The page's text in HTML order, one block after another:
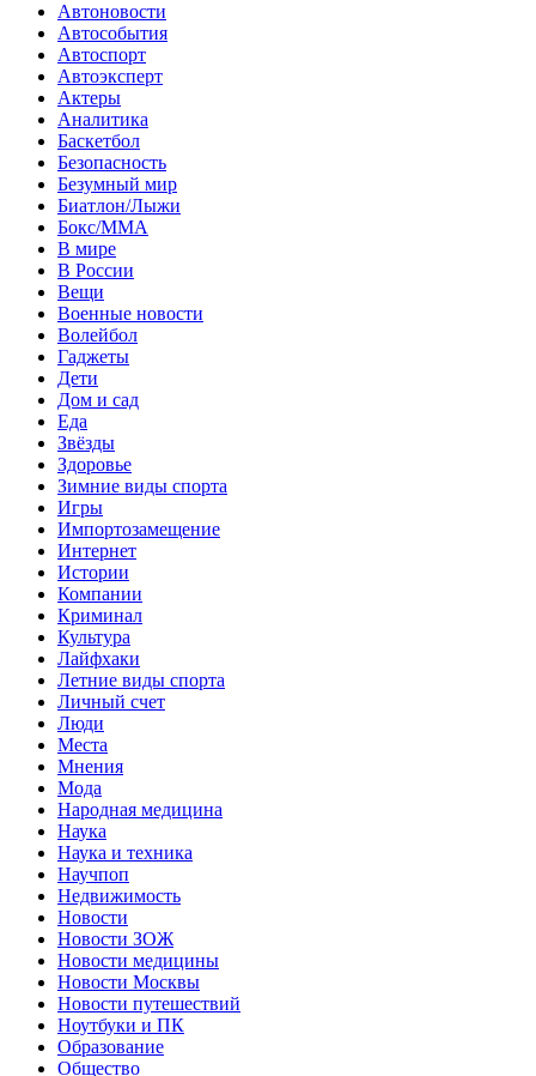
Автоновости
Автособытия
Автоспорт
Автоэксперт
Актеры
Аналитика
Баскетбол
Безопасность
Безумный мир
Биатлон/Лыжи
Бокс/MMA
В мире
В России
Вещи
Военные новости
Волейбол
Гаджеты
Дети
Дом и сад
Еда
Звёзды
Здоровье
Зимние виды спорта
Игры
Импортозамещение
Интернет
Истории
Компании
Криминал
Культура
Лайфхаки
Летние виды спорта
Личный счет
Люди
Места
Мнения
Мода
Народная медицина
Наука
Наука и техника
Научпоп
Недвижимость
Новости
Новости ЗОЖ
Новости медицины
Новости Москвы
Новости путешествий
Ноутбуки и ПК
Образование
Общество